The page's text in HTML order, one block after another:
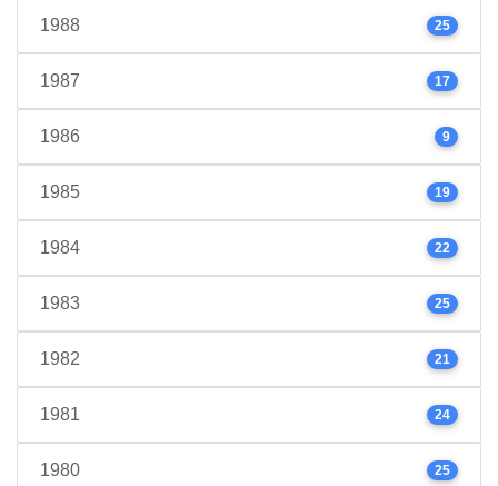
1988 25
1987 17
1986 9
1985 19
1984 22
1983 25
1982 21
1981 24
1980 25